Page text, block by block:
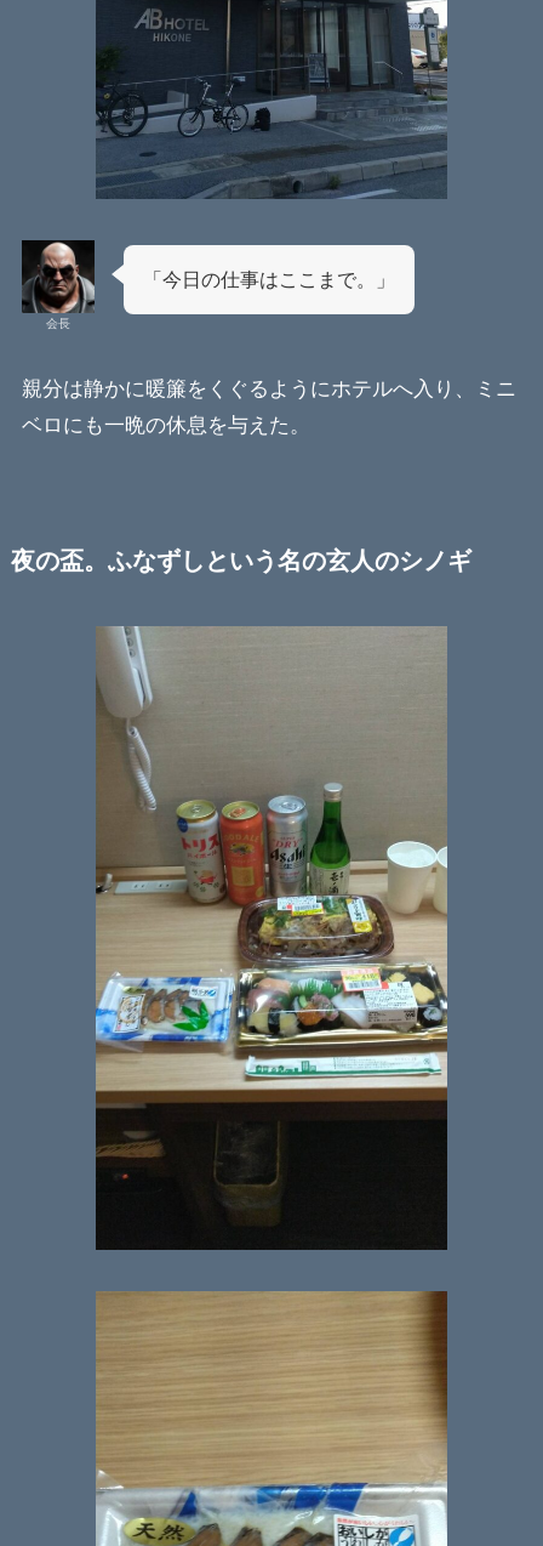
会長
「今日の仕事はここまで。」
親分は静かに暖簾をくぐるようにホテルへ入り、ミニ
ベロにも一晩の休息を与えた。
夜の盃。ふなずしという名の玄人のシノギ